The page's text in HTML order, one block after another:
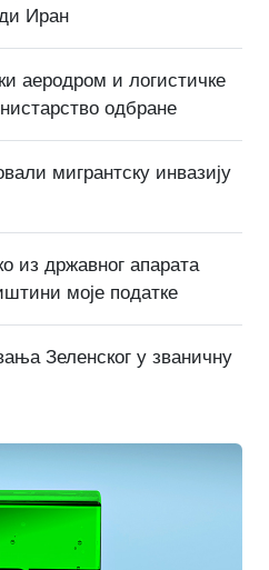
Иран
аеродром и логистичке
одбране
мигрантску инвазију
из државног апарата
моје податке
Зеленског у званичну